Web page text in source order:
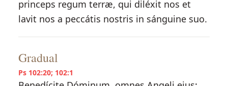
princeps regum terræ, qui diléxit nos et
lavit nos a peccátis nostris in sánguine suo.
Gradual
Ps 102:20; 102:1